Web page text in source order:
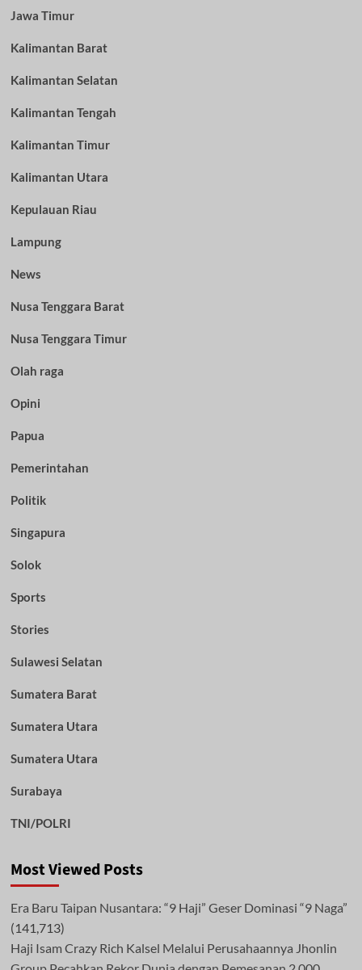
Jawa Timur
Kalimantan Barat
Kalimantan Selatan
Kalimantan Tengah
Kalimantan Timur
Kalimantan Utara
Kepulauan Riau
Lampung
News
Nusa Tenggara Barat
Nusa Tenggara Timur
Olah raga
Opini
Papua
Pemerintahan
Politik
Singapura
Solok
Sports
Stories
Sulawesi Selatan
Sumatera Barat
Sumatera Utara
Sumatera Utara
Surabaya
TNI/POLRI
Most Viewed Posts
Era Baru Taipan Nusantara: “9 Haji” Geser Dominasi “9 Naga”
(141,713)
Haji Isam Crazy Rich Kalsel Melalui Perusahaannya Jhonlin